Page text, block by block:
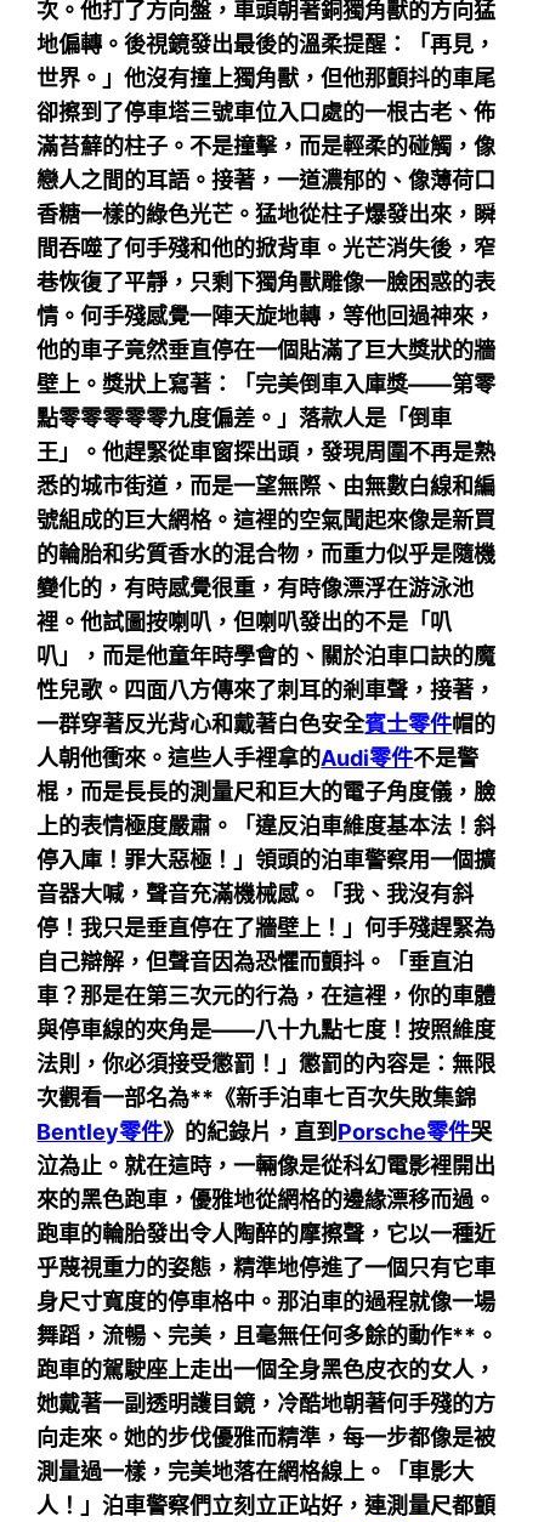
次。他打了方向盤，車頭朝著銅獨角獸的方向猛
地偏轉。後視鏡發出最後的溫柔提醒：「再見，
世界。」他沒有撞上獨角獸，但他那顫抖的車尾
卻擦到了停車塔三號車位入口處的一根古老、佈
滿苔蘚的柱子。不是撞擊，而是輕柔的碰觸，像
戀人之間的耳語。接著，一道濃郁的、像薄荷口
香糖一樣的綠色光芒。猛地從柱子爆發出來，瞬
間吞噬了何手殘和他的掀背車。光芒消失後，窄
巷恢復了平靜，只剩下獨角獸雕像一臉困惑的表
情。何手殘感覺一陣天旋地轉，等他回過神來，
他的車子竟然垂直停在一個貼滿了巨大獎狀的牆
壁上。獎狀上寫著：「完美倒車入庫獎——第零
點零零零零零九度偏差。」落款人是「倒車
王」。他趕緊從車窗探出頭，發現周圍不再是熟
悉的城市街道，而是一望無際、由無數白線和編
號組成的巨大網格。這裡的空氣聞起來像是新買
的輪胎和劣質香水的混合物，而重力似乎是隨機
變化的，有時感覺很重，有時像漂浮在游泳池
裡。他試圖按喇叭，但喇叭發出的不是「叭
叭」，而是他童年時學會的、關於泊車口訣的魔
性兒歌。四面八方傳來了刺耳的剎車聲，接著，
一群穿著反光背心和戴著白色安全賓士零件帽的
人朝他衝來。這些人手裡拿的Audi零件不是警
棍，而是長長的測量尺和巨大的電子角度儀，臉
上的表情極度嚴肅。「違反泊車維度基本法！斜
停入庫！罪大惡極！」領頭的泊車警察用一個擴
音器大喊，聲音充滿機械感。「我、我沒有斜
停！我只是垂直停在了牆壁上！」何手殘趕緊為
自己辯解，但聲音因為恐懼而顫抖。「垂直泊
車？那是在第三次元的行為，在這裡，你的車體
與停車線的夾角是——八十九點七度！按照維度
法則，你必須接受懲罰！」懲罰的內容是：無限
次觀看一部名為**《新手泊車七百次失敗集錦
Bentley零件》的紀錄片，直到 Porsche零件哭
泣為止。就在這時，一輛像是從科幻電影裡開出
來的黑色跑車，優雅地從網格的邊緣漂移而過。
跑車的輪胎發出令人陶醉的摩擦聲，它以一種近
乎蔑視重力的姿態，精準地停進了一個只有它車
身尺寸寬度的停車格中。那泊車的過程就像一場
舞蹈，流暢、完美，且毫無任何多餘的動作**。
跑車的駕駛座上走出一個全身黑色皮衣的女人，
她戴著一副透明護目鏡，冷酷地朝著何手殘的方
向走來。她的步伐優雅而精準，每一步都像是被
測量過一樣，完美地落在網格線上。「車影大
人！」泊車警察們立刻立正站好，連測量尺都顫